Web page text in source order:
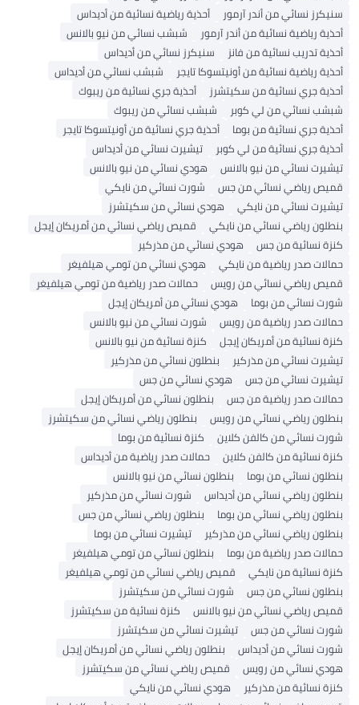
سنيكرز نسائي من أندر آرمور
أحذية رياضية نسائية من أديداس
أحذية رياضية نسائية من أندر آرمور
شبشب نسائي من نيو بالانس
أحذية تدريب نسائية من فانز
سنيكرز نسائي من أديداس
أحذية رياضية نسائية من أونيتسوكا تايجر
شبشب نسائي من أديداس
أحذية جري نسائية من سكيتشرز
أحذية جري نسائية من ريبوك
شبشب نسائي من لي كوبر
شبشب نسائي من ريبوك
أحذية جري نسائية من بوما
أحذية جري نسائية من أونيتسوكا تايجر
أحذية جري نسائية من لي كوبر
تيشيرت نسائي من أديداس
تيشيرت نسائي من نيو بالانس
هودي نسائي من نيو بالانس
قميص رياضي نسائي من جس
شورت نسائي من نايكي
تيشيرت نسائي من نايكي
هودي نسائي من سكيتشرز
بنطلون رياضي نسائي من نايكي
قميص رياضي نسائي من أمريكان إيجل
كنزة نسائية من جس
هودي نسائي من مذركير
حمالات صدر رياضية من نايكي
هودي نسائي من تومي هيلفيغر
قميص رياضي نسائي من رويس
حمالات صدر رياضية من تومي هيلفيغر
شورت نسائي من بوما
هودي نسائي من أمريكان إيجل
حمالات صدر رياضية من رويس
شورت نسائي من نيو بالانس
كنزة نسائية من أمريكان إيجل
كنزة نسائية من نيو بالانس
تيشيرت نسائي من مذركير
بنطلون نسائي من مذركير
تيشيرت نسائي من جس
هودي نسائي من جس
حمالات صدر رياضية من جس
بنطلون نسائي من أمريكان إيجل
بنطلون رياضي نسائي من رويس
بنطلون رياضي نسائي من سكيتشرز
شورت نسائي من كالفن كلاين
كنزة نسائية من بوما
كنزة نسائية من كالفن كلاين
حمالات صدر رياضية من أديداس
بنطلون نسائي من بوما
بنطلون نسائي من نيو بالانس
بنطلون رياضي نسائي من أديداس
شورت نسائي من مذركير
بنطلون رياضي نسائي من بوما
بنطلون رياضي نسائي من جس
بنطلون رياضي نسائي من مذركير
تيشيرت نسائي من بوما
حمالات صدر رياضية من بوما
بنطلون نسائي من تومي هيلفيغر
كنزة نسائية من نايكي
قميص رياضي نسائي من تومي هيلفيغر
بنطلون نسائي من جس
شورت نسائي من سكيتشرز
قميص رياضي نسائي من نيو بالانس
كنزة نسائية من سكيتشرز
شورت نسائي من جس
تيشيرت نسائي من سكيتشرز
شورت نسائي من أديداس
بنطلون رياضي نسائي من أمريكان إيجل
هودي نسائي من رويس
قميص رياضي نسائي من سكيتشرز
كنزة نسائية من مذركير
هودي نسائي من نايكي